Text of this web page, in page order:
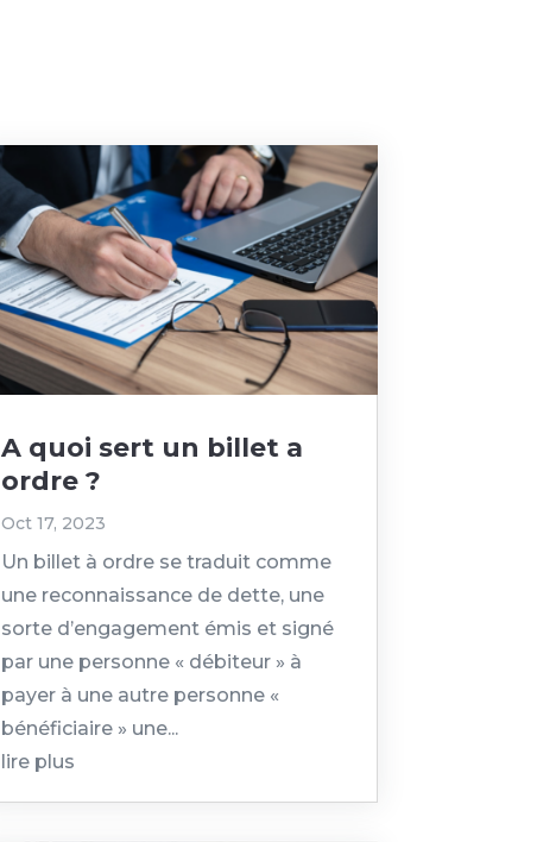
A quoi sert un billet a
ordre ?
Oct 17, 2023
Un billet à ordre se traduit comme
une reconnaissance de dette, une
sorte d’engagement émis et signé
par une personne « débiteur » à
payer à une autre personne «
bénéficiaire » une...
lire plus